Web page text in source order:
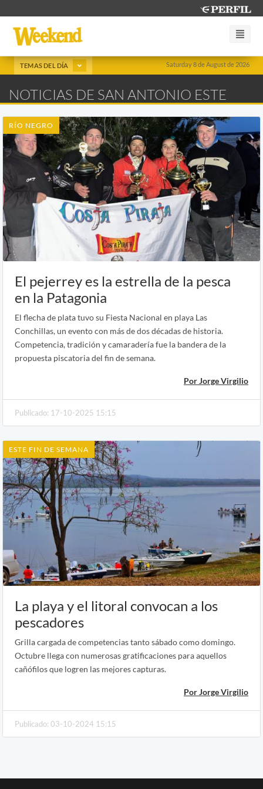
Saturday 8 de August de 2026
TEMAS DEL DÍA
NOTICIAS DE SAN ANTONIO ESTE
RÍO NEGRO
El pejerrey es la estrella de la pesca
en la Patagonia
El flecha de plata tuvo su Fiesta Nacional en playa Las
Conchillas, un evento con más de dos décadas de historia.
Competencia, tradición y camaradería fue la bandera de la
propuesta piscatoria del fin de semana.
Por Jorge Virgilio
Publicado: 17-10-2025 15:15
ESTE FIN DE SEMANA
La playa y el litoral convocan a los
pescadores
Grilla cargada de competencias tanto sábado como domingo.
Octubre llega con numerosas gratificaciones para aquellos
cañófilos que logren las mejores capturas.
Por Jorge Virgilio
Publicado: 03-10-2024 15:15